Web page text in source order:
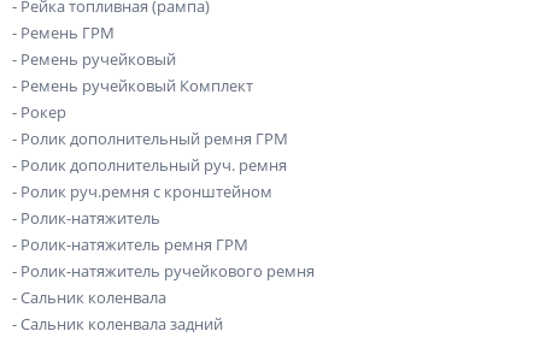
- Рейка топливная (рампа)
- Ремень ГРМ
- Ремень ручейковый
- Ремень ручейковый Комплект
- Рокер
- Ролик дополнительный ремня ГРМ
- Ролик дополнительный руч. ремня
- Ролик руч.ремня с кронштейном
- Ролик-натяжитель
- Ролик-натяжитель ремня ГРМ
- Ролик-натяжитель ручейкового ремня
- Сальник коленвала
- Сальник коленвала задний